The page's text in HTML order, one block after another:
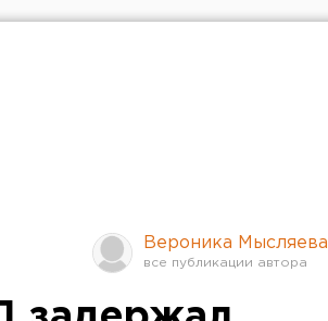
Вероника Мысляева